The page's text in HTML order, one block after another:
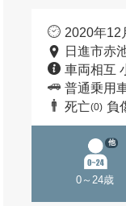
2020年12
日進市赤
車両相互
普通乗用
死亡(0) 負
0～24歳
他